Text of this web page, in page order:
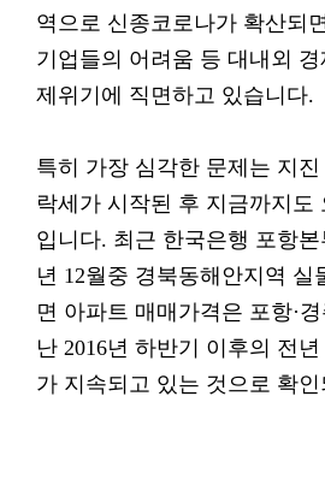
역으로 신종코로나가 확산되
기업들의 어려움 등 대내외
제위기에 직면하고 있습니다.
특히 가장 심각한 문제는 지
락세가 시작된 후 지금까지도
입니다. 최근 한국은행 포항본
년 12월중 경북동해안지역 실
면 아파트 매매가격은 포항·
난 2016년 하반기 이후의 전
가 지속되고 있는 것으로 확